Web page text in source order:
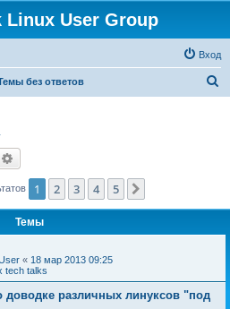
Linux User Group
Вход
без ответов
1 2 3 4 5
Темы
« 18 мар 2013 09:25
tech talks
различных линуксов "под